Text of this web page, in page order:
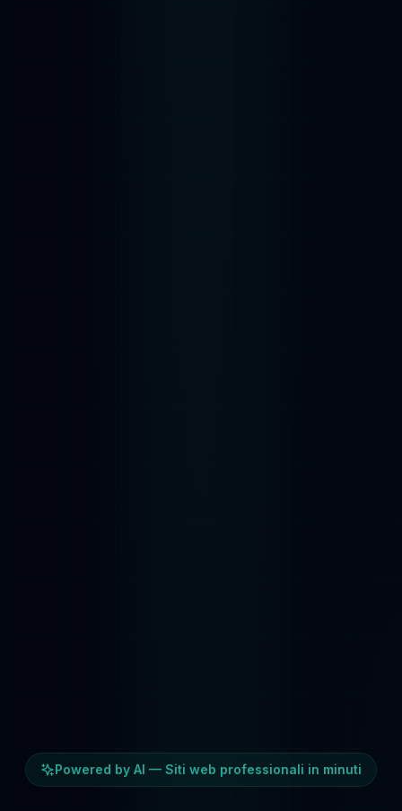
Powered by AI — Siti web professionali in minuti